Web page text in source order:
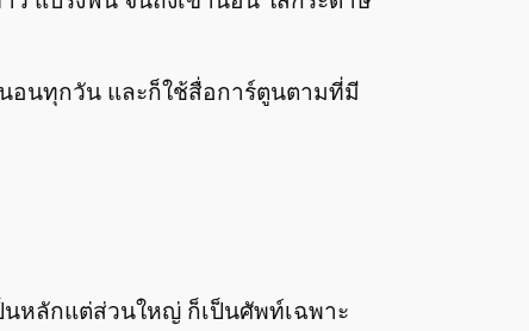
อนทุกวัน และก็ใช้สื่อการ์ตูนตามที่มี
นหลักแต่ส่วนใหญ่ ก็เป็นศัพท์เฉพาะ